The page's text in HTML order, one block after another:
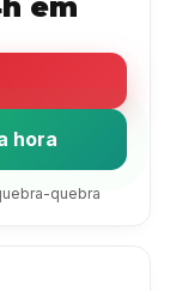
em
hora
quebra